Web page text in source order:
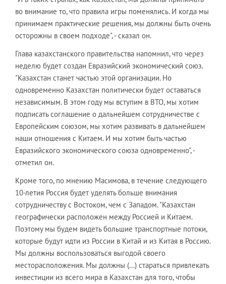
во внимание то, что правила игры поменялись. И когда мы
принимаем практические решения, мы должны быть очень
осторожны в своем подходе", - сказал он.
Глава казахстанского правительства напомнил, что через
неделю будет создан Евразийский экономический союз.
"Казахстан станет частью этой организации. Но
одновременно Казахстан политически будет оставаться
независимым. В этом году мы вступим в ВТО, мы хотим
подписать соглашение о дальнейшем сотрудничестве с
Европейским союзом, мы хотим развивать в дальнейшем
наши отношения с Китаем. И мы хотим быть частью
Евразийского экономического союза одновременно", -
отметил он.
Кроме того, по мнению Масимова, в течение следующего
10-летия Россия будет уделять больше внимания
сотрудничеству с Востоком, чем с Западом. "Казахстан
географически расположен между Россией и Китаем.
Поэтому мы будем видеть большие транспортные потоки,
которые будут идти из России в Китай и из Китая в Россию.
Мы должны воспользоваться выгодой своего
месторасположения. Мы должны (...) стараться привлекать
инвестиции из всего мира в Казахстан для того, чтобы